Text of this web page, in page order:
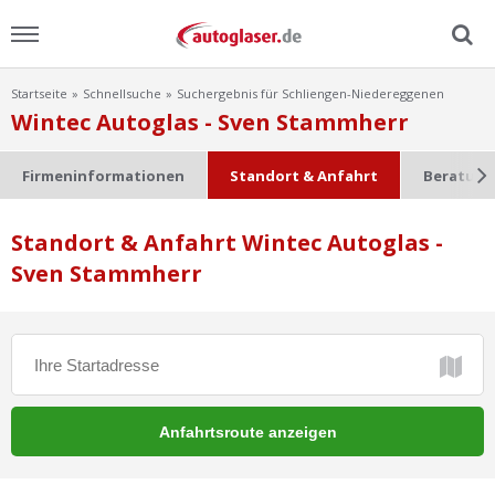
Menu
Home
Ratgeber
Scheibensuche
Startseite Schnellsuche Suchergebnis für Schliengen-Niedereggenen
Wintec Autoglas - Sven Stammherr
Firmeninformationen Standort & Anfahrt
Standort & Anfahrt Wintec Autoglas -
Sven Stammherr